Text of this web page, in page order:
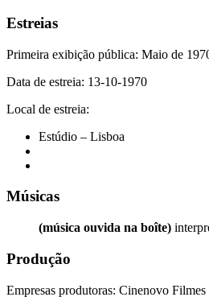
Estreias
Primeira exibição pública: Maio de
Data de estreia: 13-10-1970
Local de estreia:
Estúdio – Lisboa
Músicas
(música ouvida na boîte)
Produção
Empresas produtoras: Cinenovo Filmes